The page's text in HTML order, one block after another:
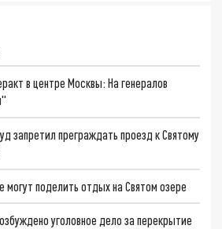
в центре Москвы: На генералов
запретил преграждать проезд к Святому
могут поделить отдых на Святом озере
уголовное дело за перекрытие